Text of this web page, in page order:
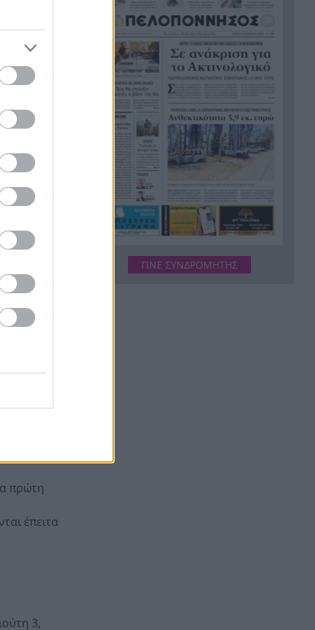
βγήκε
οι
έκανε
λίγα
ωστόσο
οκτώ
τέλος
την
πρώτη
έπειτα
3,
αέριο – Νέες έρευνες για
υδρογονάνθρακες στη Δυτική
Ελλάδα
11:45
Όμιλος ΔΕΗ: Οικονομικά
Αποτελέσματα Α΄ εξαμήνου
2026
11:39 Προβληματισμός για την
αυξανόμενη βία στους νέους –
Η άγρια επίθεση σε 17χρονο
στο Ρίο και ο τραυματισμός
Με ήπια άνοδο άνοιξε ο Γ.Δ.
του Ελληνικού
Χρηματιστηρίου
Πώς θα πληρωθεί η αργία του
Δεκαπενταύγουστου 2026 – Τι
ΓΙΝΕ ΣΥΝΔΡΟΜΗΤΗΣ